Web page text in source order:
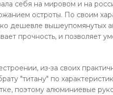
себя на мировом и на
остроты. По своим
дешевле вышеупомянутых
прочность, и позволяет
из-за своих
"титану" по
поэтому алюминиевые